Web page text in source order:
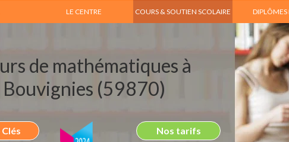
LE CENTRE COURS & SOUTIEN SCOLAIRE DIPLÔMES
de mathématiques à
Bouvignies (59870)
Nos tarifs